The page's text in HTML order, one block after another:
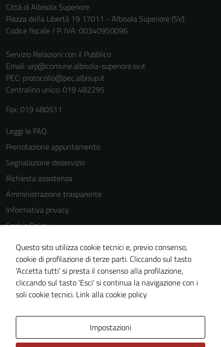
Città di Albisola Superiore
Piazza della Libertà 19 17011 - Albisola Superiore (SV)
Codice fiscale / P. IVA: 00340950096
Servizio Relazioni con il Pubblico
Email: urp@comune.albisola-superiore.sv.it
PEC: protocollo@pec.albisup.it
Centralino unico: 019 482295
Fax: 019 480511
Leggi le FAQ
Prenotazione appuntamento
Segnalazione disservizio
Richiesta assistenza
Amministrazione trasparente
Informativa privacy
Cookie Policy
Note legali
Dichiarazione di accessibilità
Piano di miglioramento del sito
Statistiche sito web
Questo sito utilizza cookie tecnici e, previo consenso,
cookie di profilazione di terze parti. Cliccando sul tasto
'Accetta tutti' si presta il consenso alla profilazione,
cliccando sul tasto 'Esci' si continua la navigazione con i
soli cookie tecnici. Link alla cookie policy
Impostazioni
possono
essere
non raccolgono